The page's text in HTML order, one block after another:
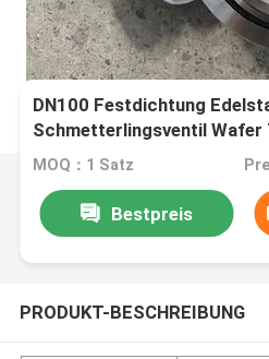
DN100 Festdichtung
Schmetterlingsventil Wafer
Hochwirksamkeit
MOQ：1 Satz
Bestpreis
PRODUKT-BESCHREIBUNG